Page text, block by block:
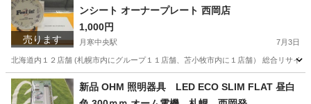
売ります
ンシート オーナープレート 西岡店
1,000円
月寒中央駅 7月3日
北海道内１２店舗 (札幌市内にグループ１１店舗、苫小牧市内に１店舗） 総合リサ
北海道 札幌市 月寒中央駅 その他
新品 OHM 照明器具 LED ECO SLIM FLAT 昼白